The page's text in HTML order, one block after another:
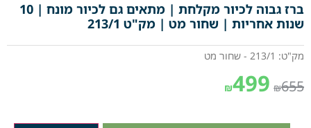
ברז גבוה לכיור מקלחת | מתאים גם לכיור מונח | 10
שנות אחריות | שחור מט | מק"ט 213/1
מק"ט: 213/1 - שחור מט
₪655
₪499